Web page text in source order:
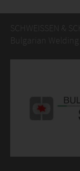
SCHWEISSEN &
Bulgarian Welding